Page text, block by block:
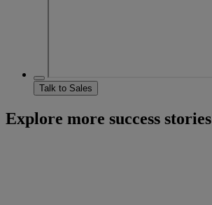
Talk to Sales
Explore more success stories